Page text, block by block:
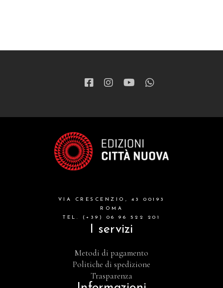
VIA CRESCENZIO, 43 00193
ROMA
TEL. (+39) 06 96 522 201
I servizi
Metodi di pagamento
Politiche di spedizione
Trasparenza